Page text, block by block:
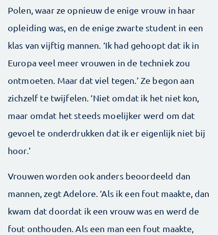
Polen, waar ze opnieuw de enige vrouw in haar
opleiding was, en de enige zwarte student in een
klas van vijftig mannen. ‘Ik had gehoopt dat ik in
Europa veel meer vrouwen in de techniek zou
ontmoeten. Maar dat viel tegen.’ Ze begon aan
zichzelf te twijfelen. ‘Niet omdat ik het niet kon,
maar omdat het steeds moelijker werd om dat
gevoel te onderdrukken dat ik er eigenlijk niet bij
hoor.’
Vrouwen worden ook anders beoordeeld dan
mannen, zegt Adelore. ‘Als ik een fout maakte, dan
kwam dat doordat ik een vrouw was en werd de
fout onthouden. Als een man een fout maakte,